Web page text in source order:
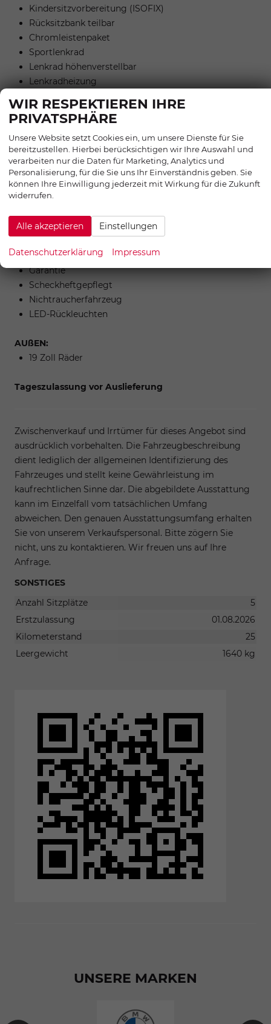
Kindersitzvorbereitung (ISOFIX)
Rücksitzbank teilbar
Chromleistenpaket
Sportlenkrad
Lenkrad höhenverstellbar
Lenkradheizung
Komfortsitz
EXTRAS:
Metallic
Dachreling
LM-Felgen
Sommerreifen
Reifendruckkontrolle
Kurven-/Abbiegelicht
Garantie
Scheckheftgepflegt
Nichtraucherfahrzeug
LED-Rückleuchten
AUßEN:
19 Zoll Räder
Tageszulassung vor Auslieferung
Zwischenverkauf und Irrtümer für dieses Angebot sind
ausdrücklich vorbehalten. Die Fahrzeugbeschreibung
dient lediglich der allgemeinen Identifizierung des
Fahrzeuges und stellt keine Gewährleistung im
kaufrechtlichen Sinne dar. Die abgebildete Ausstattung
kann im Einzelfall vom tatsächlichen Umfang
abweichen. Den genauen Ausstattungsumfang erhalten
Sie von unserem Verkaufspersonal. Bitte zögern Sie
nicht, uns zu kontaktieren. Wir freuen uns auf Ihre
Anfrage.
SONSTIGES
Anzahl Sitzplätze
5
Erstzulassung
01.08.2026
Kilometerstand
25
Leergewicht
1640 kg
UNSERE MARKEN
WIR RESPEKTIEREN IHRE
PRIVATSPHÄRE
Unsere Website setzt Cookies ein, um unsere Dienste für Sie
bereitzustellen. Hierbei berücksichtigen wir Ihre Auswahl und
verarbeiten nur die Daten für Marketing, Analytics und
Personalisierung, für die Sie uns Ihr Einverständnis geben. Sie
können Ihre Einwilligung jederzeit mit Wirkung für die Zukunft
widerrufen.
Alle akzeptieren Einstellungen
Datenschutzerklärung Impressum